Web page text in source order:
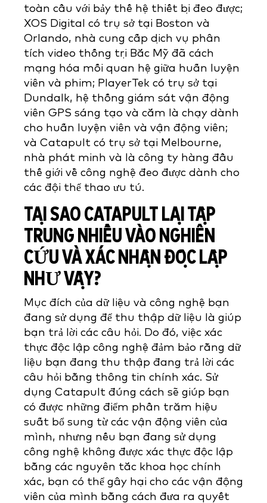
toàn cầu với bảy thế hệ thiết bị đeo được;
XOS Digital có trụ sở tại Boston và
Orlando, nhà cung cấp dịch vụ phân
tích video thống trị Bắc Mỹ đã cách
mạng hóa mối quan hệ giữa huấn luyện
viên và phim; PlayerTek có trụ sở tại
Dundalk, hệ thống giám sát vận động
viên GPS sáng tạo và cắm là chạy dành
cho huấn luyện viên và vận động viên;
và Catapult có trụ sở tại Melbourne,
nhà phát minh và là công ty hàng đầu
thế giới về công nghệ đeo được dành cho
các đội thể thao ưu tú.
TẠI SAO CATAPULT LẠI TẬP
TRUNG NHIỀU VÀO NGHIÊN
CỨU VÀ XÁC NHẬN ĐỘC LẬP
NHƯ VẬY?
Mục đích của dữ liệu và công nghệ bạn
đang sử dụng để thu thập dữ liệu là giúp
bạn trả lời các câu hỏi. Do đó, việc xác
thực độc lập công nghệ đảm bảo rằng dữ
liệu bạn đang thu thập đang trả lời các
câu hỏi bằng thông tin chính xác. Sử
dụng Catapult đúng cách sẽ giúp bạn
có được những điểm phần trăm hiệu
suất bổ sung từ các vận động viên của
mình, nhưng nếu bạn đang sử dụng
công nghệ không được xác thực độc lập
bằng các nguyên tắc khoa học chính
xác, bạn có thể gây hại cho các vận động
viên của mình bằng cách đưa ra quyết